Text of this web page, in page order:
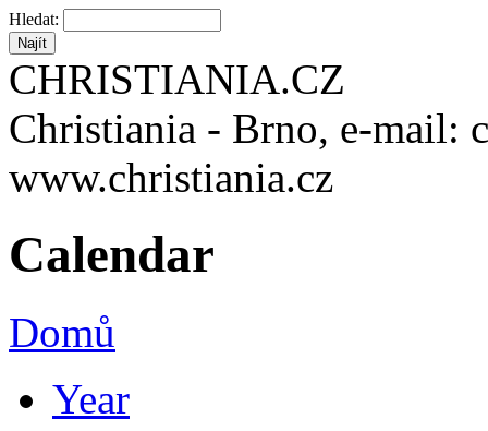
Hledat:
CHRISTIANIA.CZ
Christiania - Brno, e-mail:
www.christiania.cz
Calendar
Domů
Year